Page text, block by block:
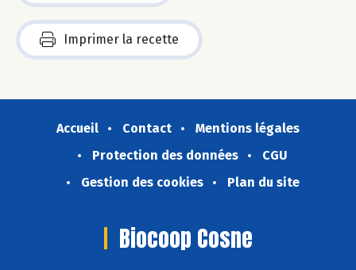
Imprimer la recette
Accueil Contact
Mentions légales
Protection des données
CGU
Gestion des cookies
Plan du site
Biocoop Cosne